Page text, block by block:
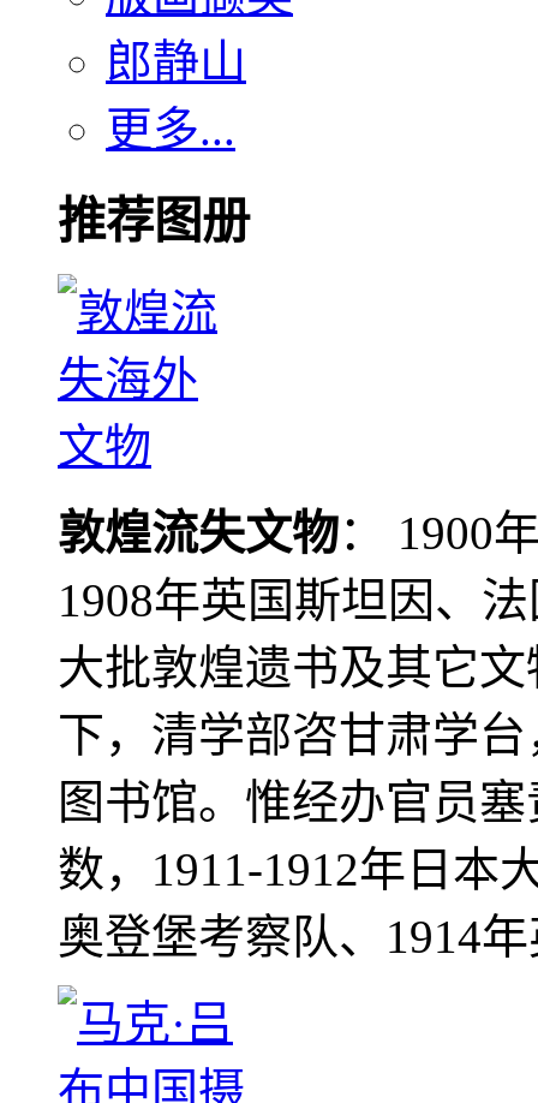
郎静山
更多...
推荐图册
敦煌流失文物： 1900
1908年英国斯坦因、
大批敦煌遗书及其它
下，清学部咨甘肃学
图书馆。惟经办官员
数，1911-1912年日本
奥登堡考察队、1914